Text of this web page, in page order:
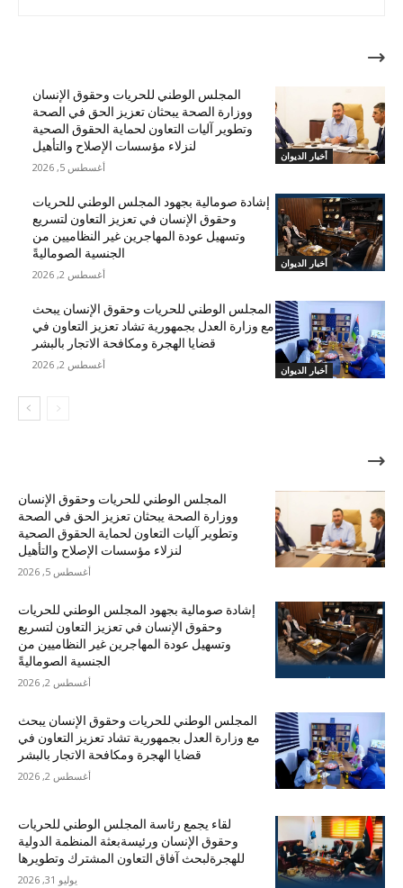
مقالات ذات صلة
أخبار الديوان
المجلس الوطني للحريات وحقوق الإنسان
ووزارة الصحة يبحثان تعزيز الحق في الصحة
وتطوير آليات التعاون لحماية الحقوق الصحية
لنزلاء مؤسسات الإصلاح والتأهيل
أغسطس 5, 2026
أخبار الديوان
إشادة صومالية بجهود المجلس الوطني للحريات
وحقوق الإنسان في تعزيز التعاون لتسريع
وتسهيل عودة المهاجرين غير النظاميين من
الجنسية الصوماليةً
أغسطس 2, 2026
أخبار الديوان
المجلس الوطني للحريات وحقوق الإنسان يبحث
مع وزارة العدل بجمهورية تشاد تعزيز التعاون في
قضايا الهجرة ومكافحة الاتجار بالبشر
أغسطس 2, 2026
الأكثر شهرة
المجلس الوطني للحريات وحقوق الإنسان
ووزارة الصحة يبحثان تعزيز الحق في الصحة
وتطوير آليات التعاون لحماية الحقوق الصحية
لنزلاء مؤسسات الإصلاح والتأهيل
أغسطس 5, 2026
إشادة صومالية بجهود المجلس الوطني للحريات
وحقوق الإنسان في تعزيز التعاون لتسريع
وتسهيل عودة المهاجرين غير النظاميين من
الجنسية الصوماليةً
أغسطس 2, 2026
المجلس الوطني للحريات وحقوق الإنسان يبحث
مع وزارة العدل بجمهورية تشاد تعزيز التعاون في
قضايا الهجرة ومكافحة الاتجار بالبشر
أغسطس 2, 2026
لقاء يجمع رئاسة المجلس الوطني للحريات
وحقوق الإنسان ورئيسةبعثة المنظمة الدولية
للهجرةلبحث آفاق التعاون المشترك وتطويرها
يوليو 31, 2026